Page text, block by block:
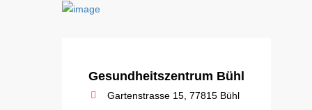
Gesundheitszentrum Bühl
Gartenstrasse 15, 77815 Bühl